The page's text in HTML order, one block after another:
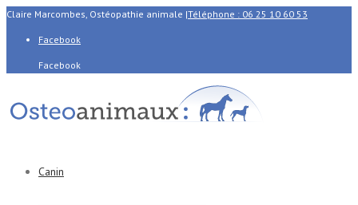
Claire Marcombes, Ostéopathie animale |Téléphone : 06 25 10 60 53
Facebook
Facebook
Canin